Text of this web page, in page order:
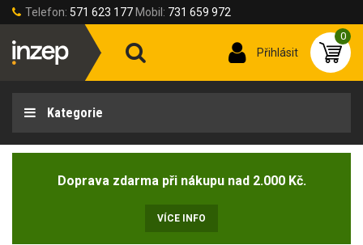
Telefon: 571 623 177 Mobil: 731 659 972
Přihlásit
0
Kategorie
Doprava zdarma při nákupu nad 2.000 Kč.
VÍCE INFO